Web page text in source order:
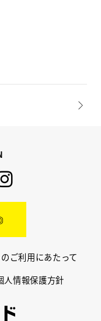
ご利用にあたって
人情報保護方針